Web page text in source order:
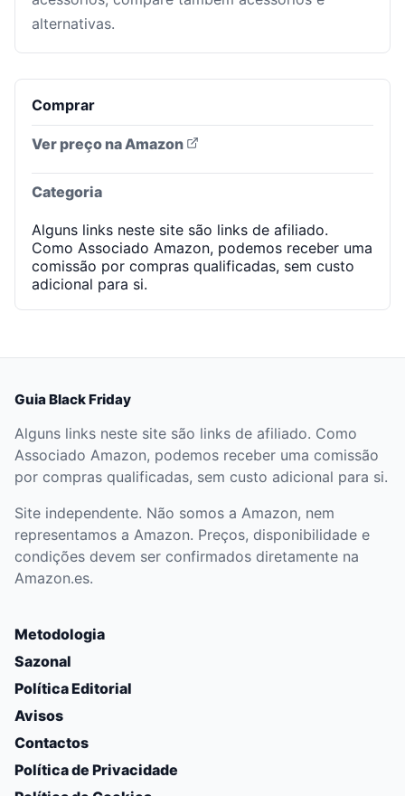
alternativas.
Comprar
Ver preço na Amazon
Categoria
Alguns links neste site são links de afiliado.
Como Associado Amazon, podemos receber uma
comissão por compras qualificadas, sem custo
adicional para si.
Guia Black Friday
Alguns links neste site são links de afiliado. Como
Associado Amazon, podemos receber uma comissão
por compras qualificadas, sem custo adicional para si.
Site independente. Não somos a Amazon, nem
representamos a Amazon. Preços, disponibilidade e
condições devem ser confirmados diretamente na
Amazon.es.
Metodologia
Sazonal
Política Editorial
Avisos
Contactos
Política de Privacidade